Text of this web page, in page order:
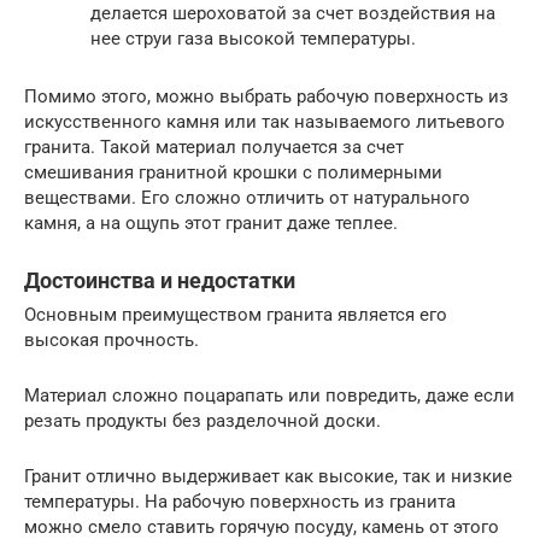
делается шероховатой за счет воздействия на
нее струи газа высокой температуры.
Помимо этого, можно выбрать рабочую поверхность из
искусственного камня или так называемого литьевого
гранита. Такой материал получается за счет
смешивания гранитной крошки с полимерными
веществами. Его сложно отличить от натурального
камня, а на ощупь этот гранит даже теплее.
Достоинства и недостатки
Основным преимуществом гранита является его
высокая прочность.
Материал сложно поцарапать или повредить, даже если
резать продукты без разделочной доски.
Гранит отлично выдерживает как высокие, так и низкие
температуры. На рабочую поверхность из гранита
можно смело ставить горячую посуду, камень от этого